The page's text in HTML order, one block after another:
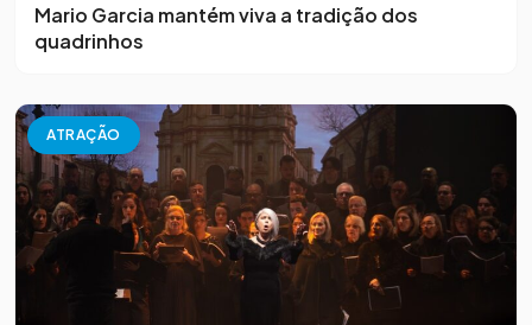
Mario Garcia mantém viva a tradição dos
quadrinhos
ATRAÇÃO